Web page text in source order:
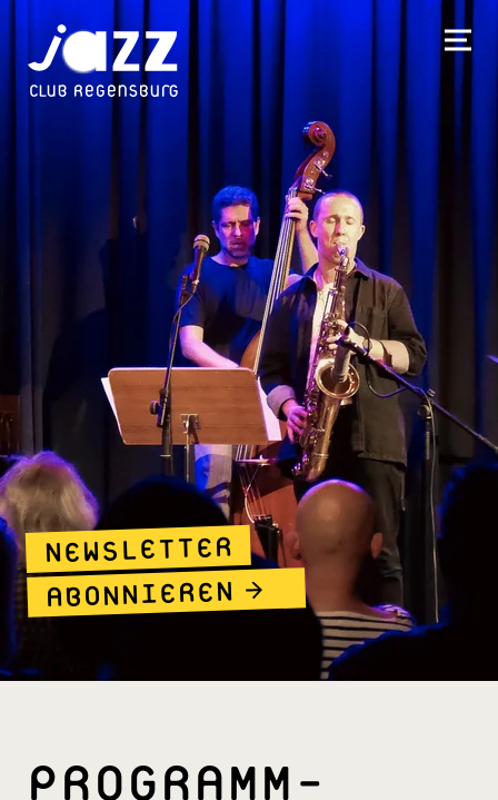
NEWSLETTER
ABONNIEREN
PROGRAMM­